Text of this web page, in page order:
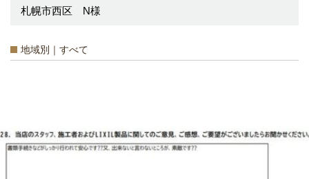
札幌市西区 N様
地域別｜すべて